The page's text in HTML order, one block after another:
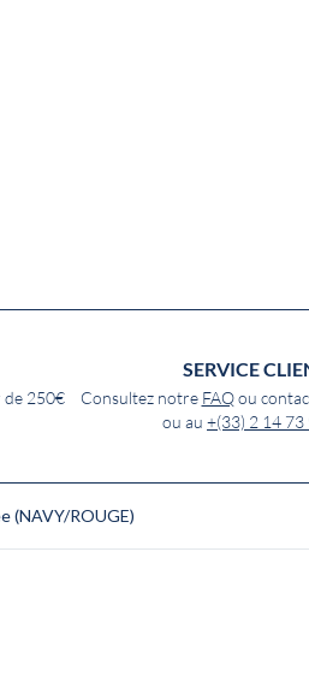
de 250€
SERVICE
Consultez notre FAQou
ou au +(33) 2 14 73
(NAVY/ROUGE)